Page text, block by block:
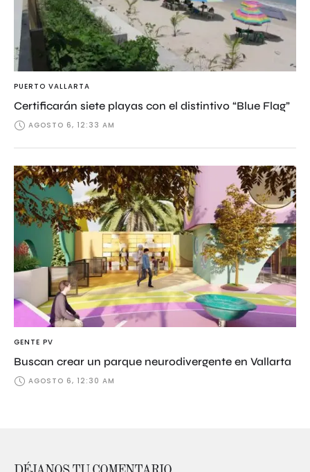
PUERTO VALLARTA
Certificarán siete playas con el distintivo “Blue Flag”
AGOSTO 6, 12:33 AM
GENTE PV
Buscan crear un parque neurodivergente en Vallarta
AGOSTO 6, 12:30 AM